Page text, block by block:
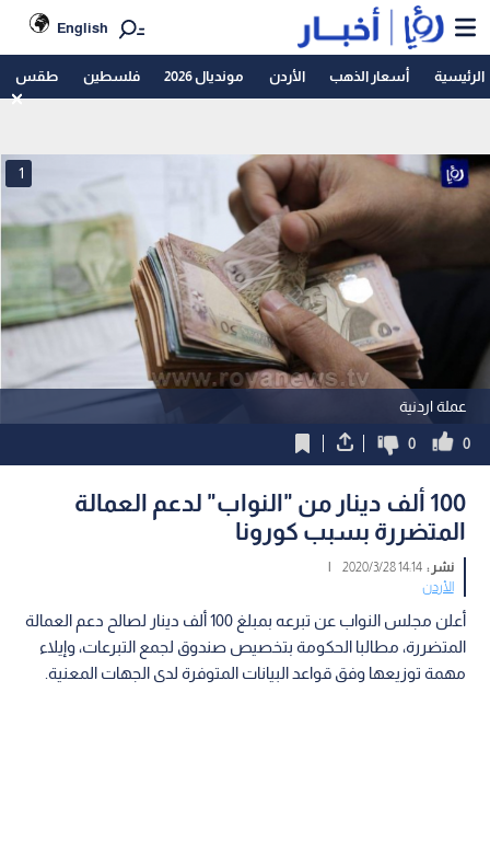
English
الرئيسية أسعار الذهب الأردن مونديال 2026 فلسطين طقس
عملة اردنية
1
0
0
100 ألف دينار من "النواب" لدعم العمالة
المتضررة بسبب كورونا
نشر :14:14 2020/3/28
|
الأردن
أعلن مجلس النواب عن تبرعه بمبلغ 100 ألف دينار لصالح دعم العمالة
المتضررة، مطالبا الحكومة بتخصيص صندوق لجمع التبرعات، وإيلاء
مهمة توزيعها وفق قواعد البيانات المتوفرة لدى الجهات المعنية.